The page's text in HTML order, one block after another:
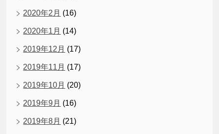
2020年2月 (16)
2020年1月 (14)
2019年12月 (17)
2019年11月 (17)
2019年10月 (20)
2019年9月 (16)
2019年8月 (21)